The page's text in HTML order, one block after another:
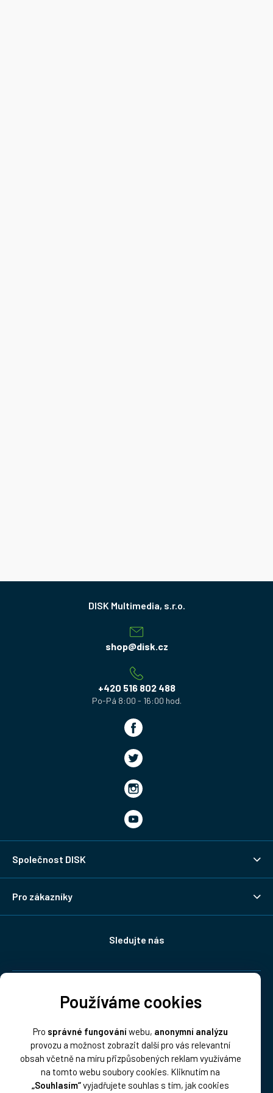
Používáme cookies
Pro správné fungováníwebu, anonymní analýzu
provozu a možnost zobrazit další pro vás relevantní
obsah včetně na míru přizpůsobených reklam využíváme
na tomto webu soubory cookies. Kliknutím na
„Souhlasím“vyjadřujete souhlas s tím, jak cookies
shop@disk.cz
+420 516 802 488
Společnost DISK
Pro zákazníky
Sledujte nás
Platba: